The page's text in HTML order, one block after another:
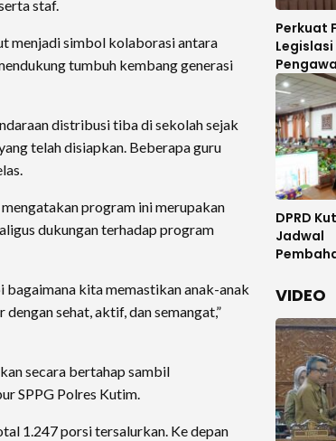
staf.
menjadi simbol kolaborasi antara
tumbuh kembang generasi
distribusi tiba di sekolah sejak
telah disiapkan. Beberapa guru
program ini merupakan
dukungan terhadap program
bagaimana kita memastikan anak-anak
sehat, aktif, dan semangat,”
secara bertahap sambil
SPPG Polres Kutim.
1.247 porsi tersalurkan. Ke depan
Perkuat
DPRD
Gelar
Tenaga
DPRD
Jadwal
dan
VIDEO